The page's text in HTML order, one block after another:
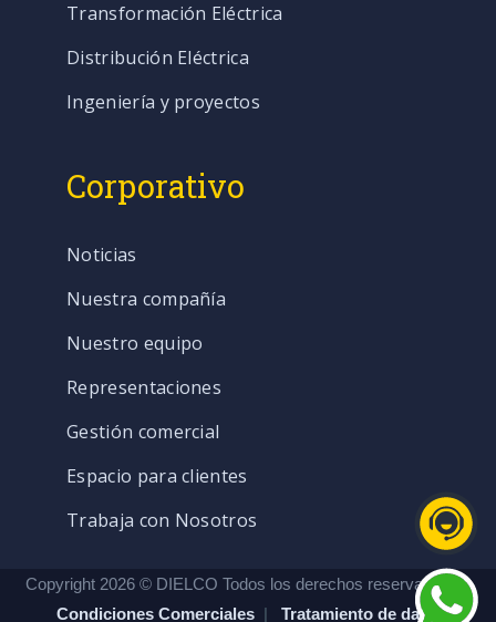
Transformación Eléctrica
Distribución Eléctrica
Ingeniería y proyectos
Corporativo
Noticias
Nuestra compañía
Nuestro equipo
Representaciones
Gestión comercial
Espacio para clientes
Trabaja con Nosotros
Copyright 2026 © DIELCO Todos los derechos reservados. |
Condiciones Comerciales | Tratamiento de datos